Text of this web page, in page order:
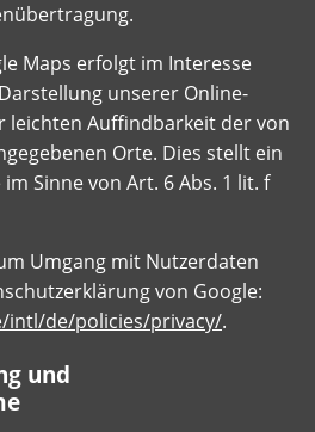
Maps erfolgt im Interesse
unserer Online-
leichten Auffindbarkeit der von
Orte. Dies stellt ein
Sinne von Art. 6 Abs. 1 lit. f
Umgang mit Nutzerdaten
von Google:
intl/de/policies/privacy/.
und